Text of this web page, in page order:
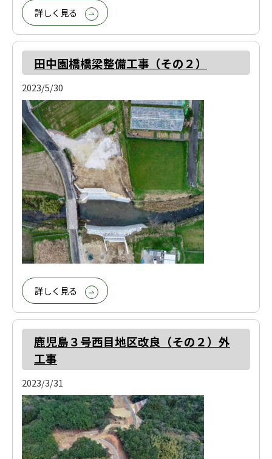
詳しく見る
田中園橋橋梁整備工事（その２）
2023/5/30
詳しく見る
鹿児島３号西目地区改良（その２）外
工事
2023/3/31